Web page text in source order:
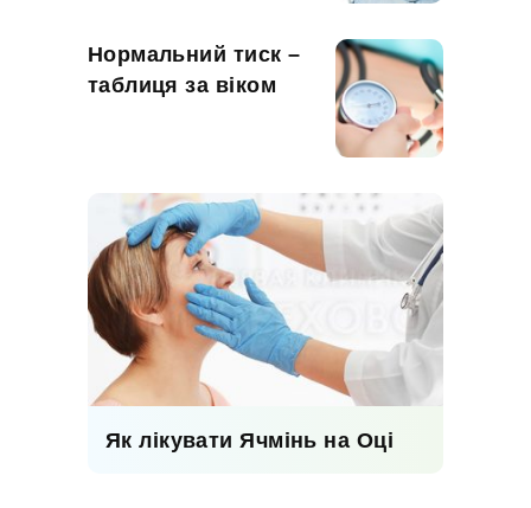
Нормальний тиск –
таблиця за віком
Як лікувати Ячмінь на Оці